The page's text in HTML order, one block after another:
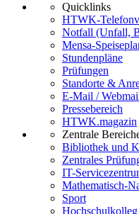
Quicklinks
HTWK-
Notfall (Unfall,
Mensa-
Stundenpläne
Prüfungen
Standorte &
E-Mail /
Pressebereich
HTWK.magazin
Zentrale
Bibliothek und
Zentrales
IT-
Mathematisch-
Sport
Hochschulkolleg